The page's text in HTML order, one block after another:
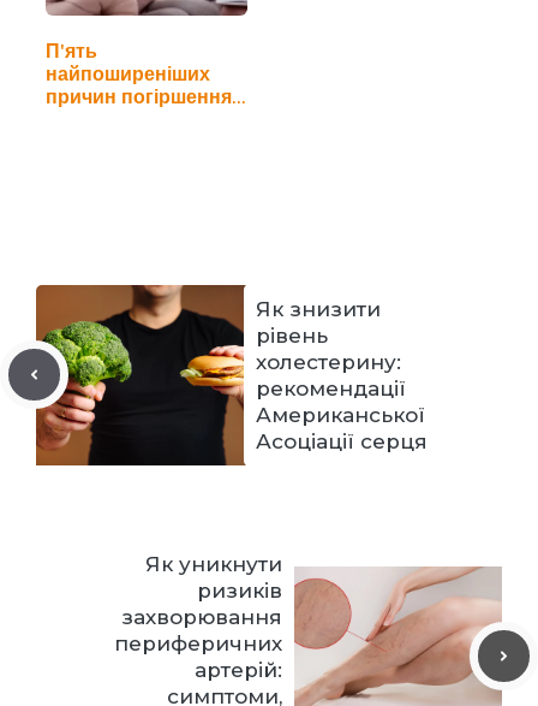
П'ять
найпоширеніших
причин погіршення
Як знизити
рівень
холестерину:
рекомендації
Американської
Асоціації серця
Як уникнути
ризиків
захворювання
периферичних
артерій:
симптоми,